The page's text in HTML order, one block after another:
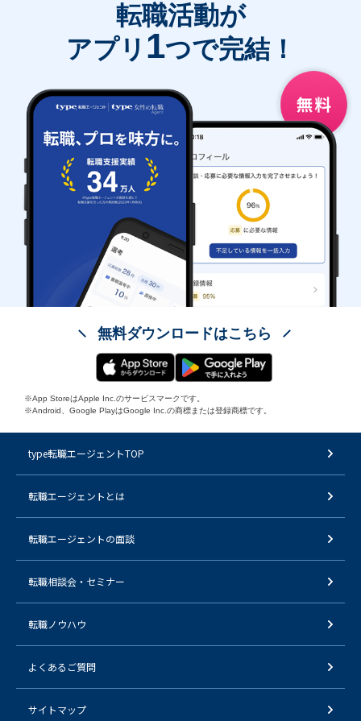
転職活動が
アプリ 1つで完結！
無料ダウンロードはこちら
※App StoreはApple Inc.のサービスマークです。
※Android、Google PlayはGoogle Inc.の商標または登録商標です。
type転職エージェントTOP
転職エージェントとは
転職エージェントの面談
転職相談会・セミナー
転職ノウハウ
よくあるご質問
サイトマップ